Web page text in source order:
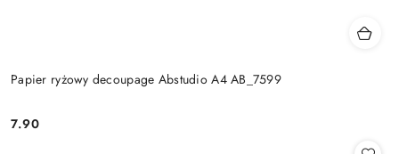
Papier ryżowy decoupage Abstudio A4 AB_7599
Cena:
7.90